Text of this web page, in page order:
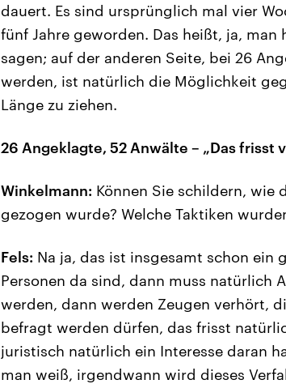
dauert. Es sind ursprünglich mal vier
fünf Jahre geworden. Das heißt, ja,
sagen; auf der anderen Seite, bei 26
werden, ist natürlich die Möglichkeit
Länge zu ziehen.
26 Angeklagte, 52 Anwälte – „Das frisst
Winkelmann: Können Sie schildern, wie
gezogen wurde? Welche Taktiken
Fels: Na ja, das ist insgesamt schon ein
Personen da sind, dann muss natürlich
werden, dann werden Zeugen verhört,
befragt werden dürfen, das frisst
juristisch natürlich ein Interesse daran
man weiß, irgendwann wird dieses